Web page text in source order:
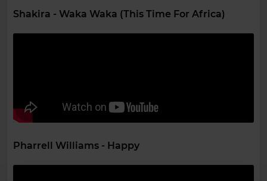
Shakira - Waka Waka (This Time For Africa)
Pharrell Williams - Happy